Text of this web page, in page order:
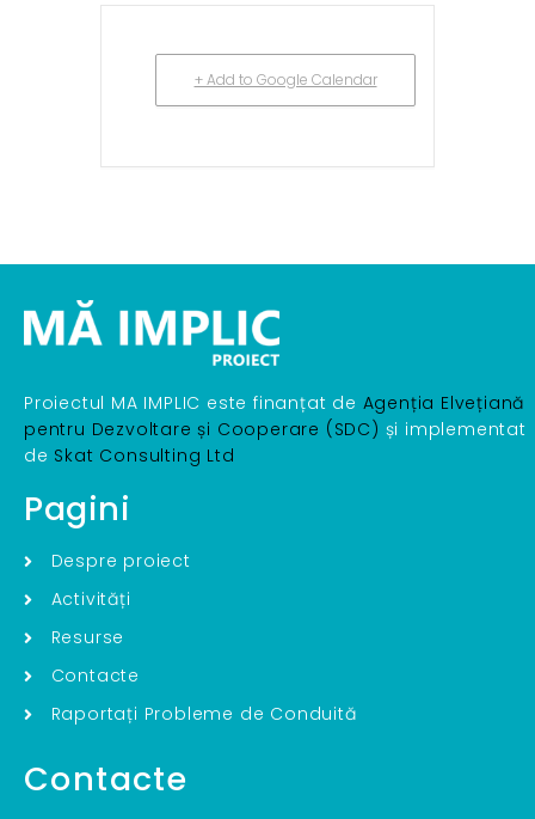
+ Add to Google Calendar
Proiectul MA IMPLIC este finanțat de Agenția Elvețiană
pentru Dezvoltare și Cooperare (SDC) și implementat
de Skat Consulting Ltd
Pagini
Despre proiect
Activități
Resurse
Contacte
Raportați Probleme de Conduită
Contacte